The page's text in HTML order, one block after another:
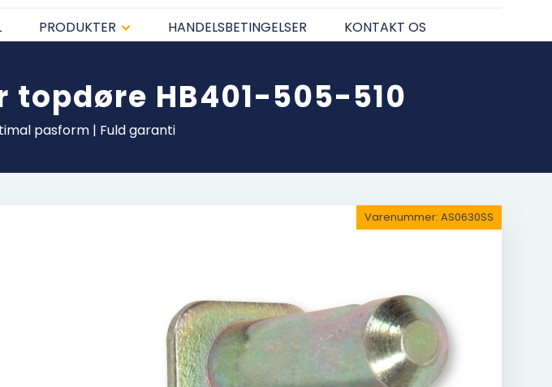
PRODUKTER HANDELSBETINGELSER KONTAKT OS
topdøre HB401-505-510
pasform | Fuld garanti
Varenummer: AS0630SS